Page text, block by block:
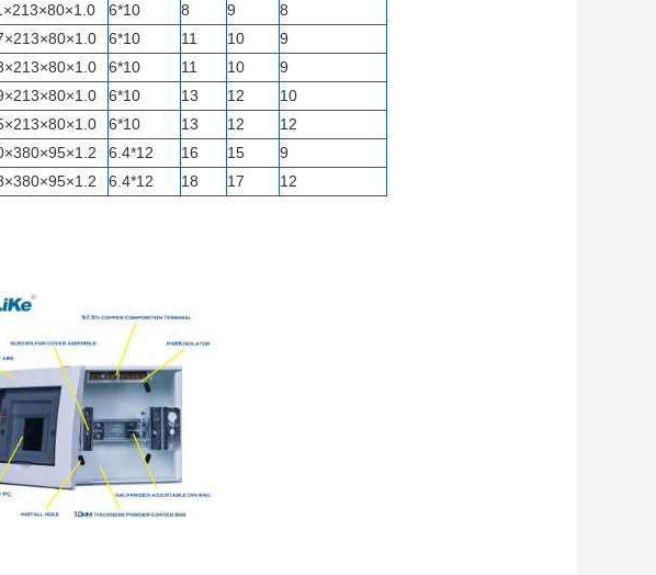
6*10 8 9
8
6*10 11 10
9
6*10 11 10
9
6*10 13 12
10
6*10 13 12
12
6.4*12 16 15
9
6.4*12 18 17 12